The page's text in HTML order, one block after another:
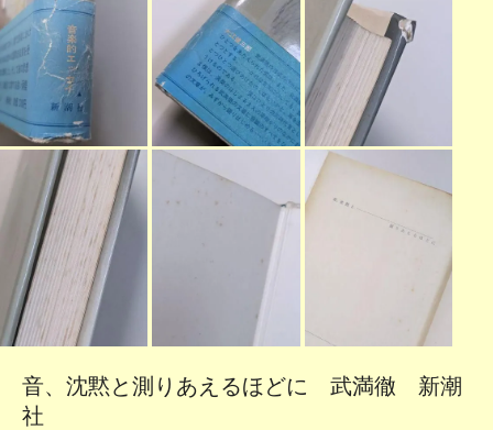
音、沈黙と測りあえるほどに 武満徹 新潮
社